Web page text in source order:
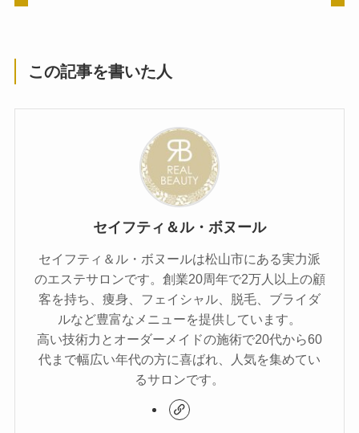
この記事を書いた人
セイフティ＆ル・ボヌール
セイフティ＆ル・ボヌールは松山市にある実力派
のエステサロンです。創業20周年で2万人以上の顧
客を持ち、痩身、フェイシャル、脱毛、ブライダ
ルなど豊富なメニューを提供しています。
高い技術力とオーダーメイドの施術で20代から60
代まで幅広い年代の方に喜ばれ、人気を集めてい
るサロンです。